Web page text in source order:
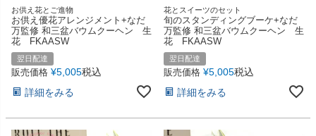
お供え花とご進物
お供え優花アレンジメント+なだ
万監修 和三盆バウムクーヘン 生
花 FKAASW
翌日配達
販売価格 ¥5,005税込
詳細をみる
花とスイーツのセット
旬のスタンディングブーケ+なだ
万監修 和三盆バウムクーヘン 生
花 FKAASW
翌日配達
販売価格 ¥5,005税込
詳細をみる